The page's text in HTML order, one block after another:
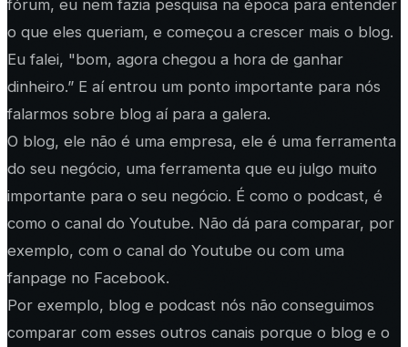
fórum, eu nem fazia pesquisa na época para entender
o que eles queriam, e começou a crescer mais o blog.
Eu falei, "bom, agora chegou a hora de ganhar
dinheiro.” E aí entrou um ponto importante para nós
falarmos sobre blog aí para a galera.
O blog, ele não é uma empresa, ele é uma ferramenta
do seu negócio, uma ferramenta que eu julgo muito
importante para o seu negócio. É como o podcast, é
como o canal do Youtube. Não dá para comparar, por
exemplo, com o canal do Youtube ou com uma
fanpage no Facebook.
Por exemplo, blog e podcast nós não conseguimos
comparar com esses outros canais porque o blog e o